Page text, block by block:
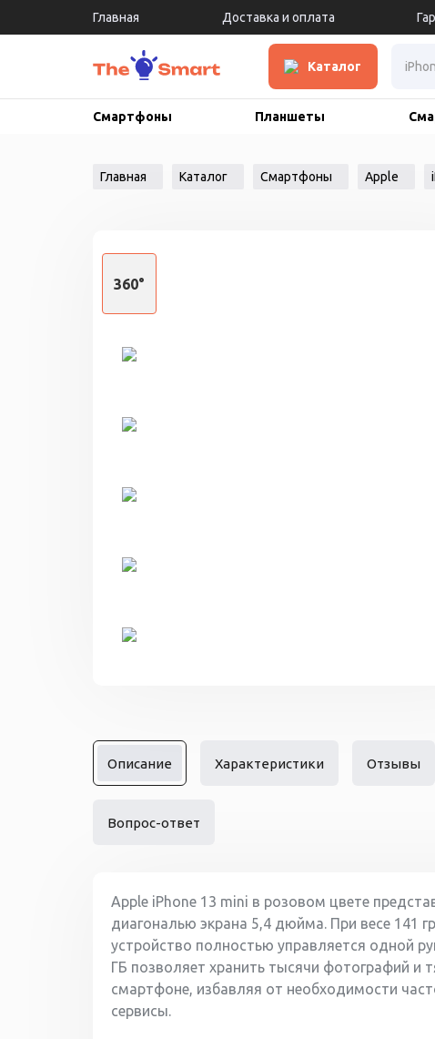
Главная Доставка и оплата
Каталог
Смартфоны Планшеты
Главная Каталог Смартфоны Apple
360°
Описание Характеристики Отзывы
Вопрос-ответ
Apple iPhone 13 mini в розовом цвете
диагональю экрана 5,4 дюйма. При весе 141
устройство полностью управляется одной
ГБ позволяет хранить тысячи фотографий
смартфоне, избавляя от необходимости
сервисы.